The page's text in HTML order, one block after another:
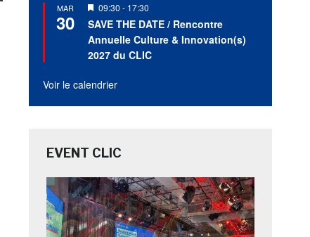
MAR
30
Mis
en
avant
09:30 - 17:30
SAVE THE DATE / Rencontre
Annuelle Culture & Innovation(s)
2027 du CLIC
Voir le calendrier
EVENT CLIC